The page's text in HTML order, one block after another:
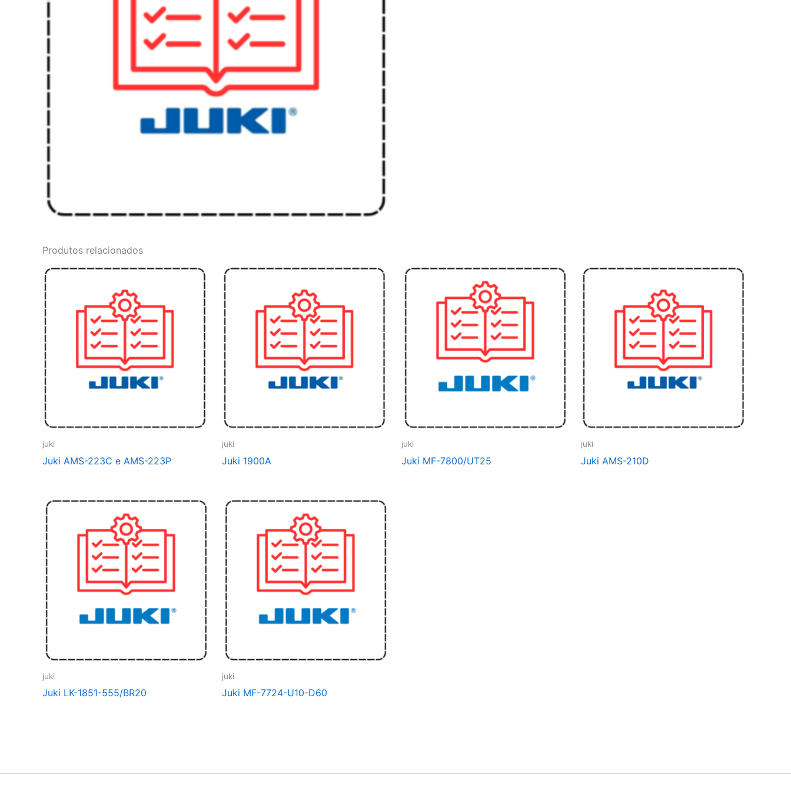
Produtos relacionados
juki
Juki AMS-223C e AMS-223P
juki
Juki 1900A
juki
Juki MF-7800/UT25
juki
Juki AMS-210D
juki
Juki LK-1851-555/BR20
juki
Juki MF-7724-U10-D60